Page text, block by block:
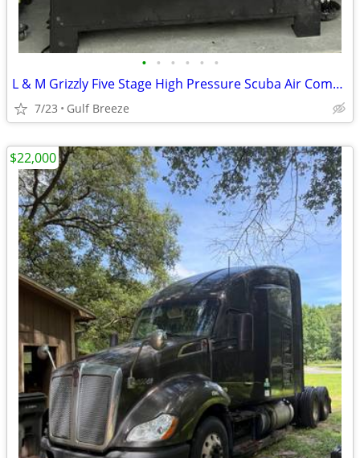
• • • • • •
L & M Grizzly Five Stage High Pressure Scuba Air Compressor
7/23 Gulf Breeze
$22,000